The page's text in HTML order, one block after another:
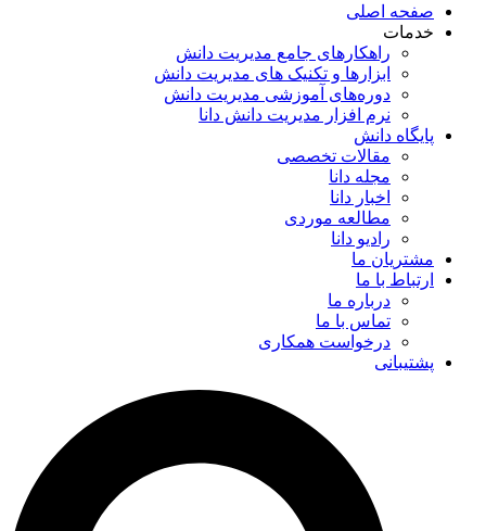
صفحه اصلی
خدمات
راهکارهای جامع مدیریت دانش
ابزارها و تکنیک‌ های مدیریت دانش
دوره‌های آموزشی مدیریت دانش
نرم افزار مدیریت دانش دانا
پایگاه دانش
مقالات تخصصی
مجله دانا
اخبار دانا
مطالعه موردی
رادیو دانا
مشتریان ما
ارتباط با ما
درباره ما
تماس با ما
درخواست همکاری
پشتیبانی